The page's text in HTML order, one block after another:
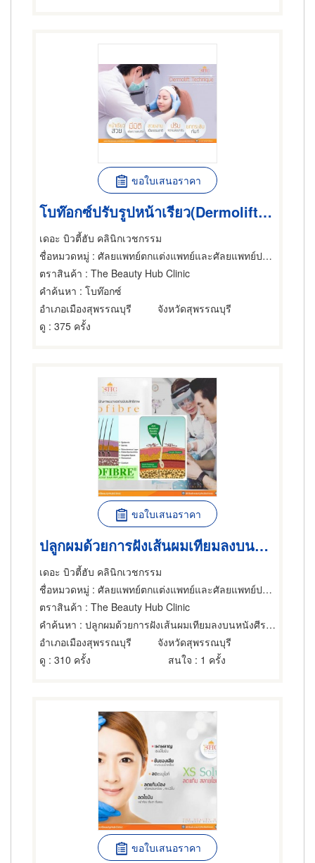
ขอใบเสนอราคา
โบท๊อกซ์ปรับรูปหน้าเรียว(Dermolift Technique)
เดอะ บิวตี้ฮับ คลินิกเวชกรรม
ชื่อหมวดหมู่ : ศัลยแพทย์ตกแต่งแพทย์และศัลยแพทย์ปริญญา
ตราสินค้า : The Beauty Hub Clinic
คำค้นหา : โบท๊อกซ์
อำเภอเมืองสุพรรณบุรี
จังหวัดสุพรรณบุรี
ดู : 375 ครั้ง
ขอใบเสนอราคา
ปลูกผมด้วยการฝังเส้นผมเทียมลงบนหนังศีรษะ
เดอะ บิวตี้ฮับ คลินิกเวชกรรม
ชื่อหมวดหมู่ : ศัลยแพทย์ตกแต่งแพทย์และศัลยแพทย์ปริญญา
ตราสินค้า : The Beauty Hub Clinic
คำค้นหา : ปลูกผมด้วยการฝังเส้นผมเทียมลงบนหนังศีรษะ
อำเภอเมืองสุพรรณบุรี
จังหวัดสุพรรณบุรี
ดู : 310 ครั้ง สนใจ : 1 ครั้ง
ขอใบเสนอราคา